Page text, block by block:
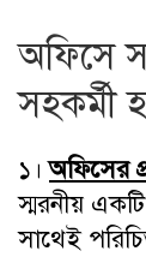
অফিসে
সহকর্মী
১।অফিসের
স্মরনীয়
সাথেই